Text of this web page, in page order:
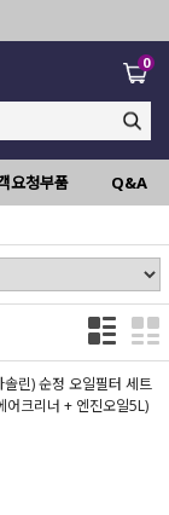
0
요청부품 Q&A
린) 순정 오일필터 세트
어크리너 + 엔진오일5L)